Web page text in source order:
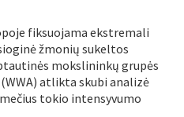
fiksuojama ekstremali
žmonių sukeltos
mokslininkų grupės
atlikta skubi analizė
tokio intensyvumo